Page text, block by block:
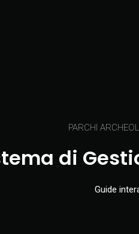
PARCHI
di
Guide